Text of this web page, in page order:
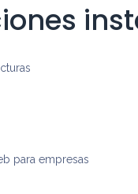
para empresas